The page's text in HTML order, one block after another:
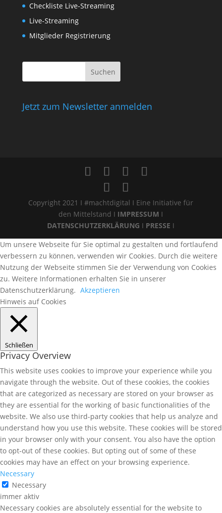
Checkliste Live-Streaming
Live-Streaming
Mitglieder Registrierung
Jetzt zum Newsletter anmelden
Copyright 2021 I #machtdigital I Eine Initiative für
den Mittelstand I IMPRESSUM I
DATENSCHUTZERKLÄRUNG I PRESSE I
Um unsere Webseite für Sie optimal zu gestalten und fortlaufend
verbessern zu können, verwenden wir Cookies. Durch die weitere
Nutzung der Webseite stimmen Sie der Verwendung von Cookies
zu. Weitere Informationen erhalten Sie in unserer
Datenschutzerklärung. Akzeptieren
Hinweis auf Cookies
Schließen
Privacy Overview
This website uses cookies to improve your experience while you
navigate through the website. Out of these cookies, the cookies
that are categorized as necessary are stored on your browser as
they are essential for the working of basic functionalities of the
website. We also use third-party cookies that help us analyze and
understand how you use this website. These cookies will be stored
in your browser only with your consent. You also have the option
to opt-out of these cookies. But opting out of some of these
cookies may have an effect on your browsing experience.
Necessary
Necessary
immer aktiv
Necessary cookies are absolutely essential for the website to